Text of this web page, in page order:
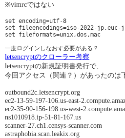
※vimrcではない
set encoding=utf-8
set fileencodings=iso-2022-
set fileformats=unix,dos,mac
letsencryptのクローラー考察
letsencryptの新規証明書発行で、
今回アクセス（関連？）があったのは
outbound2c.letsencrypt.org
ec2-13-59-197-106.us-east-
ec2-35-90-156-198.us-west-
ns1010918.ip-51-81-167.us
scanner-27.ch1.censys-scanner.com
astraphobia.scan.leakix.org